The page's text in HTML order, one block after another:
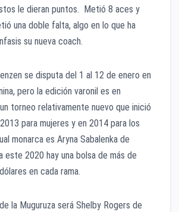
le dieran puntos. Metió 8 aces y
una doble falta, algo en lo que ha
su nueva coach.
se disputa del 1 al 12 de enero en
pero la edición varonil es en
torneo relativamente nuevo que inició
para mujeres y en 2014 para los
monarca es Aryna Sabalenka de
este 2020 hay una bolsa de más de
en cada rama.
la Muguruza será Shelby Rogers de